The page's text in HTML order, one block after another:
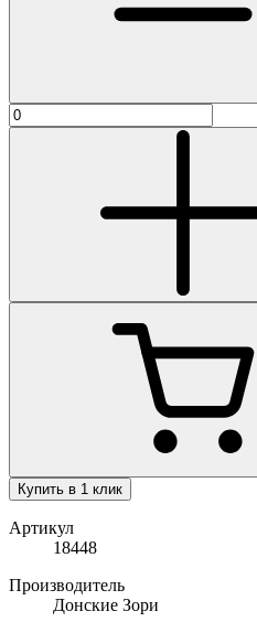
Купить в 1 клик
Артикул
18448
Производитель
Донские Зори